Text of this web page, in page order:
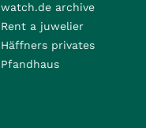
watch.de archive
Rent a juwelier
Häffners privates
Pfandhaus